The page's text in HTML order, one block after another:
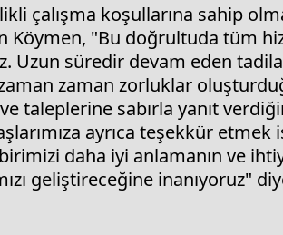
çalışma koşullarına sahip
Köymen, "Bu doğrultuda tüm
Uzun süredir devam eden
zaman zorluklar
taleplerine sabırla yanıt
ayrıca teşekkür
daha iyi anlamanın ve
geliştireceğine inanıyoruz"